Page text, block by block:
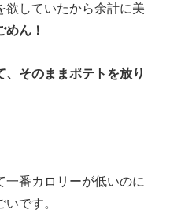
欲していたから余計に美
めん！
そのままポテトを放り
一番カロリーが低いのに
です。